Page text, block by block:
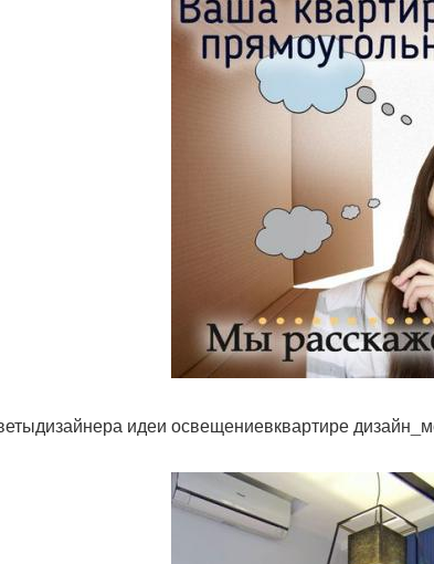
идеи освещениевквартире